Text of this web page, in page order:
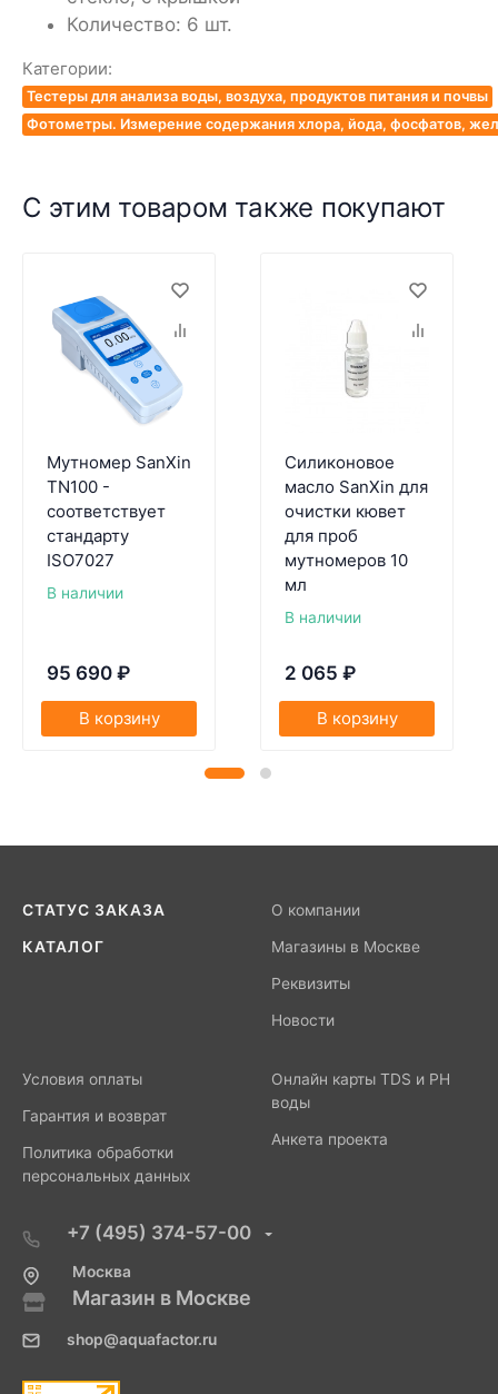
Количество: 6 шт.
Категории:
Тестеры для анализа воды, воздуха, продуктов питания и почвы
Фотометры. Измерение содержания хлора, йода, фосфатов,
С этим товаром также покупают
Мутномер SanXin
TN100 -
соответствует
стандарту
ISO7027
В наличии
95 690 ₽
В корзину
Силиконовое
масло SanXin для
очистки кювет
для проб
мутномеров 10
мл
В наличии
2 065 ₽
В корзину
СТАТУС ЗАКАЗА
КАТАЛОГ
О компании
Магазины в Москве
Реквизиты
Новости
Условия оплаты
Гарантия и возврат
Политика обработки
персональных данных
Онлайн карты TDS и PH
воды
Анкета проекта
+7 (495) 374-57-00
Москва
Магазин в Москве
shop@aquafactor.ru